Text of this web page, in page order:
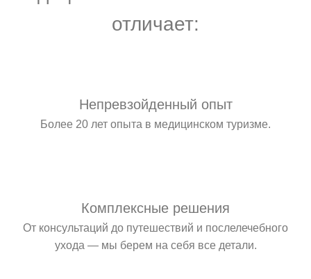
отличает:
Непревзойденный опыт
Более 20 лет опыта в медицинском туризме.
Комплексные решения
От консультаций до путешествий и послелечебного
ухода — мы берем на себя все детали.